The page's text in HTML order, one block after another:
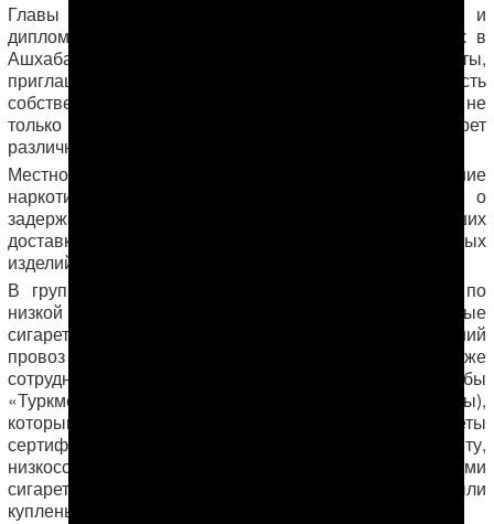
Главы и сотрудники международных организаций и
дипломатических представительств, аккредитованных в
Ашхабаде, журналисты, старейшины и студенты,
приглашенные на акцию, имели возможность
собственноручно бросить в топки специальных печей не
только упаковки наркотиков, но и блоки сигарет
различных марок.
Местное ТВ, перед тем как показать уничтожение
наркотиков и
, выдало в эфир видеосюжет о
задержании группы преступников, организовавших
доставку в Туркменистан контрабандных табачных
изделий.
В группу входили два предпринимателя, которые по
низкой цене закупали за рубежом низкосортные
сигареты, сотрудник таможни, за взятку обеспечивавший
провоз на территорию страны этих сигарет, а также
сотрудник Государственной службы
«Туркменстандартлары» (Туркменские стандарты),
который за ту же взятку обеспечивал эти сигареты
сертификатом соответствия. Согласно этому документу,
низкосортные табачные изделия становились элитными
сигаретами и продавались в разы дороже, чем были
куплены.